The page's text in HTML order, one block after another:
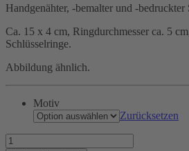
Handgenähter, -bemalter und -bedruckter
Ca. 15 x 4 cm, Ringdurchmesser ca. 5
Schlüsselringe.
Abbildung ähnlich.
Motiv
Zurücksetzen
Zutritt